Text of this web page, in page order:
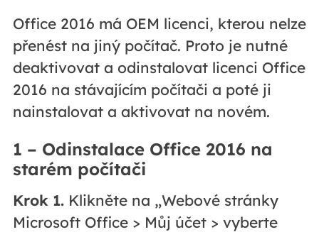
Office 2016 má OEM licenci, kterou nelze
přenést na jiný počítač. Proto je nutné
deaktivovat a odinstalovat licenci Office
2016 na stávajícím počítači a poté ji
nainstalovat a aktivovat na novém.
1 – Odinstalace Office 2016 na
starém počítači
Krok 1.Klikněte na „Webové stránky
Microsoft Office > Můj účet > vyberte